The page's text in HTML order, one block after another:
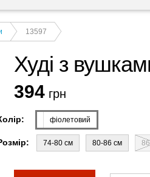
13597
Худі з
394 грн
фіолетовий
74-80 см 80-86 см